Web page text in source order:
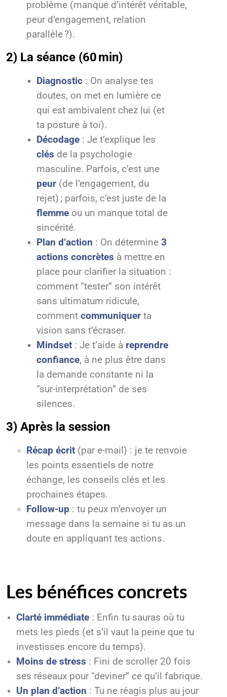
problème (manque d’intérêt véritable,
peur d’engagement, relation
parallèle ?).
2) La séance (60 min)
Diagnostic : On analyse tes
doutes, on met en lumière ce
qui est ambivalent chez lui (et
ta posture à toi).
Décodage : Je t’explique les
clés de la psychologie
masculine. Parfois, c’est une
peur (de l’engagement, du
rejet) ; parfois, c’est juste de la
flemme ou un manque total de
sincérité.
Plan d’action : On détermine 3
actions concrètes à mettre en
place pour clarifier la situation :
comment “tester” son intérêt
sans ultimatum ridicule,
comment communiquer ta
vision sans t’écraser.
Mindset : Je t’aide à reprendre
confiance, à ne plus être dans
la demande constante ni la
“sur-interprétation” de ses
silences.
3) Après la session
Récap écrit (par e-mail) : je te renvoie
les points essentiels de notre
échange, les conseils clés et les
prochaines étapes.
Follow-up : tu peux m’envoyer un
message dans la semaine si tu as un
doute en appliquant tes actions.
Les bénéfices concrets
Clarté immédiate : Enfin tu sauras où tu
mets les pieds (et s’il vaut la peine que tu
investisses encore du temps).
Moins de stress : Fini de scroller 20 fois
ses réseaux pour “deviner” ce qu’il fabrique.
Un plan d’action : Tu ne réagis plus au jour